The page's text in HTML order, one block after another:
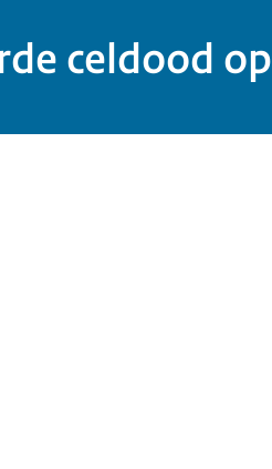
celdood op